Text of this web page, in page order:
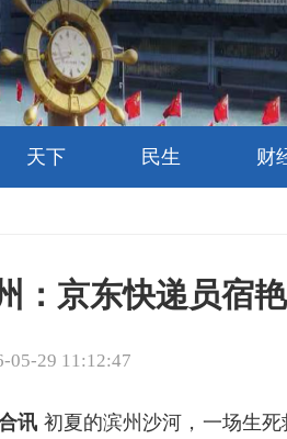
天下 民生 财
：京东快递员宿
05-29 11:12:47
讯 初夏的滨州沙河，一场生